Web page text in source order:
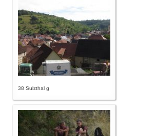
38 Sulzthal g